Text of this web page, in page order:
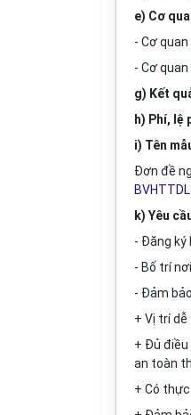
e) Cơ
- Cơ
- Cơ
g) Kết
h) Phí, lệ
i) Tên
Đơn đề
BVHTTDL
k) Yêu
- Đăng ký
- Bố trí
- Đảm
+ Vị trí dễ
+ Đủ
an toàn
+ Có